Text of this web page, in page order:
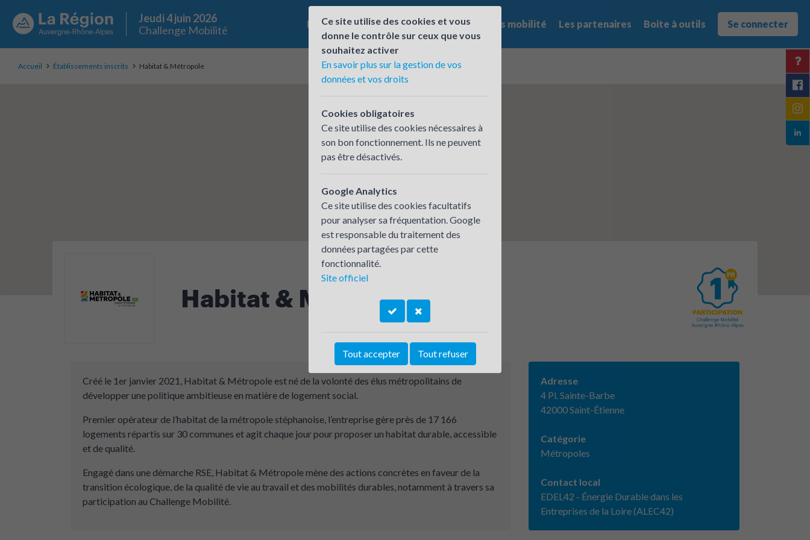
Jeudi 4 juin 2026
Challenge Mobilité
Le challenge Qui participe ? Les offres mobilité Les partenaires Boite à outils Se connecter
Accueil Établissements inscrits Habitat & Métropole
Habitat & Métropole
Créé le 1er janvier 2021, Habitat & Métropole est né de la volonté des élus métropolitains de
développer une politique ambitieuse en matière de logement social.
Premier opérateur de l’habitat de la métropole stéphanoise, l’entreprise gère près de 17 166
logements répartis sur 30 communes et agit chaque jour pour proposer un habitat durable, accessible
et de qualité.
Engagé dans une démarche RSE, Habitat & Métropole mène des actions concrètes en faveur de la
transition écologique, de la qualité de vie au travail et des mobilités durables, notamment à travers sa
participation au Challenge Mobilité.
Adresse
4 Pl. Sainte-Barbe
42000 Saint-Étienne
Catégorie
Métropoles
Contact local
EDEL42 - Énergie Durable dans les
Entreprises de la Loire (ALEC42)
Ce site utilise des cookies et vous
donne le contrôle sur ceux que vous
souhaitez activer
En savoir plus sur la gestion de vos
données et vos droits
Cookies obligatoires
Ce site utilise des cookies nécessaires à
son bon fonctionnement. Ils ne peuvent
pas être désactivés.
Google Analytics
Ce site utilise des cookies facultatifs
pour analyser sa fréquentation. Google
est responsable du traitement des
données partagées par cette
fonctionnalité.
Site officiel
Tout accepter Tout refuser